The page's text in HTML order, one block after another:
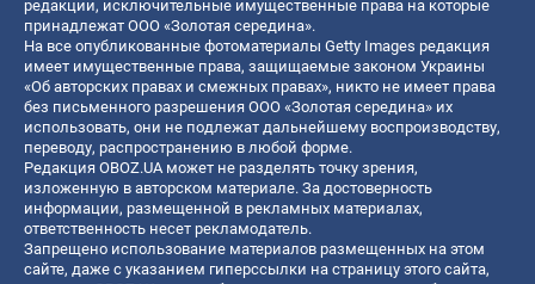
редакции, исключительные имущественные права на которые
принадлежат ООО «Золотая середина».
На все опубликованные фотоматериалы Getty Images редакция
имеет имущественные права, защищаемые законом Украины
«Об авторских правах и смежных правах», никто не имеет права
без письменного разрешения ООО «Золотая середина» их
использовать, они не подлежат дальнейшему воспроизводству,
переводу, распространению в любой форме.
Редакция OBOZ.UA может не разделять точку зрения,
изложенную в авторском материале. За достоверность
информации, размещенной в рекламных материалах,
ответственность несет рекламодатель.
Запрещено использование материалов размещенных на этом
сайте, даже с указанием гиперссылки на страницу этого сайта,